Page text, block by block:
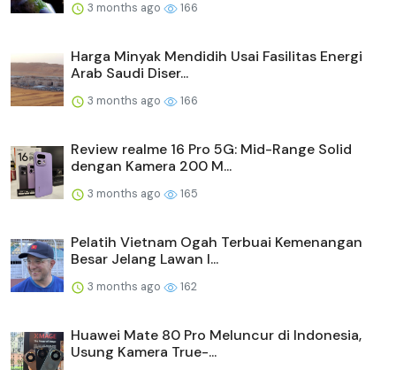
3 months ago 166
Harga Minyak Mendidih Usai Fasilitas Energi
Arab Saudi Diser...
3 months ago 166
Review realme 16 Pro 5G: Mid-Range Solid
dengan Kamera 200 M...
3 months ago 165
Pelatih Vietnam Ogah Terbuai Kemenangan
Besar Jelang Lawan I...
3 months ago 162
Huawei Mate 80 Pro Meluncur di Indonesia,
Usung Kamera True-...